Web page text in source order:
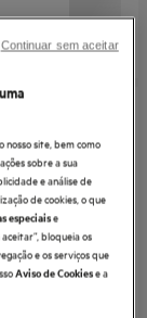
site, bem como
sobre a sua
e análise de
de cookies, o que
especiaise
bloqueia os
e os serviços que
Aviso de Cookiese a
Continuar sem aceitar